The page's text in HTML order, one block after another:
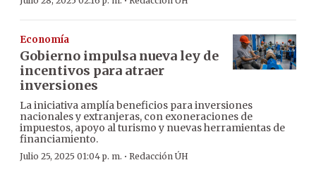
Economía
Gobierno impulsa nueva ley de
incentivos para atraer
inversiones
La iniciativa amplía beneficios para inversiones
nacionales y extranjeras, con exoneraciones de
impuestos, apoyo al turismo y nuevas herramientas de
financiamiento.
Julio 25, 2025 01:04 p. m. · Redacción ÚH